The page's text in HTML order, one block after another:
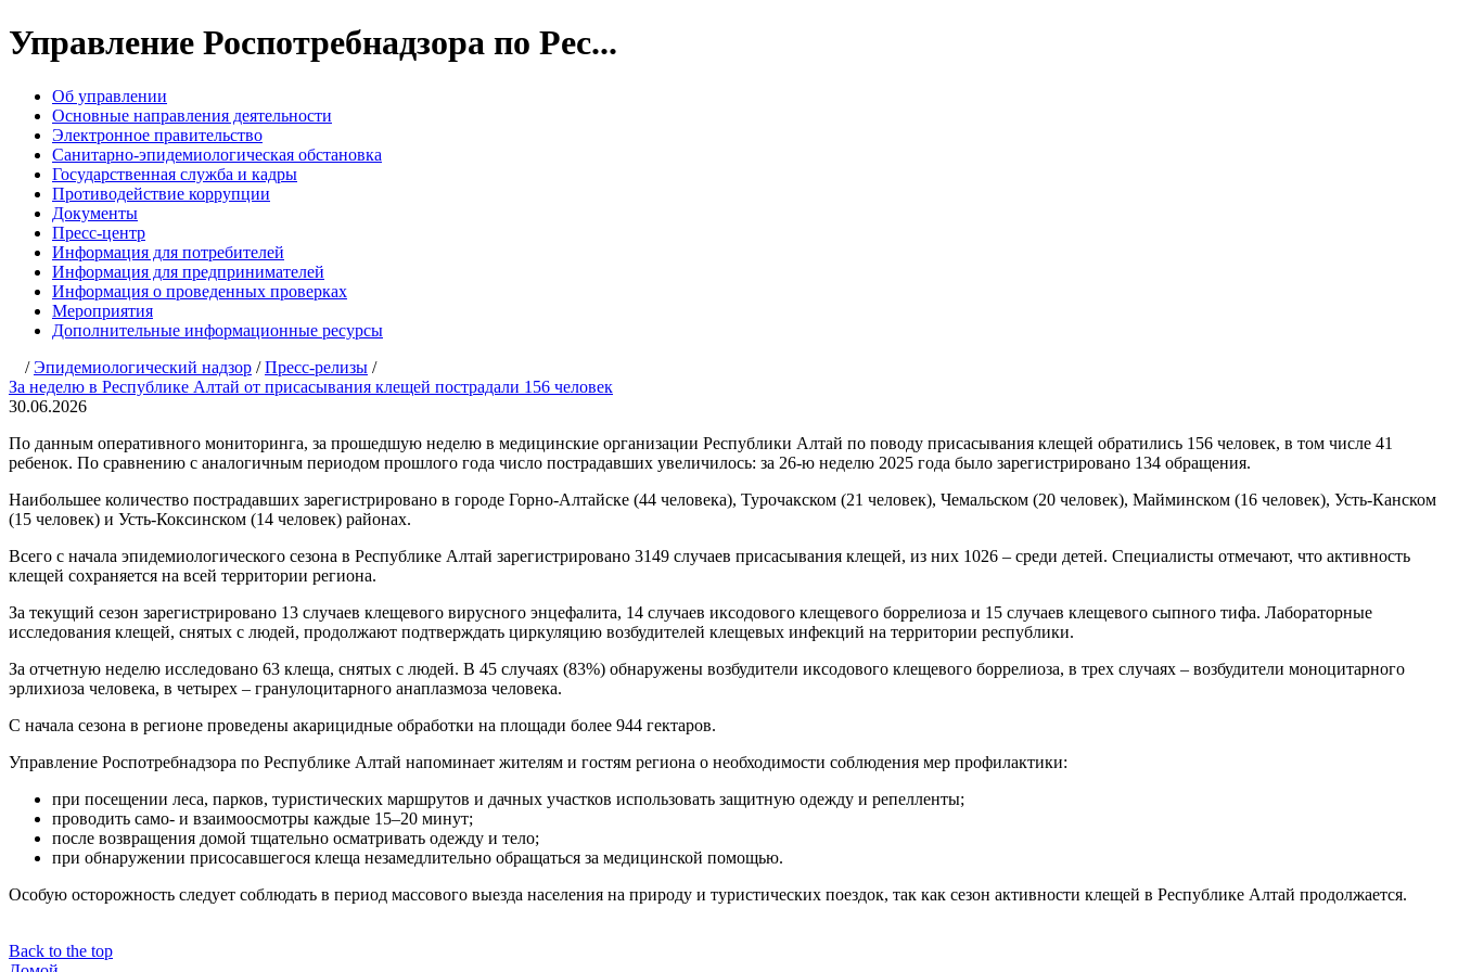
Управление Роспотребнадзора по Рес...
Об управлении
Основные направления деятельности
Электронное правительство
Санитарно-эпидемиологическая обстановка
Государственная служба и кадры
Противодействие коррупции
Документы
Пресс-центр
Информация для потребителей
Информация для предпринимателей
Информация о проведенных проверках
Мероприятия
Дополнительные информационные ресурсы
/Эпидемиологический надзор /Пресс-релизы /
За неделю в Республике Алтай от присасывания клещей пострадали 156 человек
30.06.2026
По данным оперативного мониторинга, за прошедшую неделю в медицинские организации Республики Алтай по поводу присасывания клещей обратились 156 человек, в том числе 41
ребенок. По сравнению с аналогичным периодом прошлого года число пострадавших увеличилось: за 26-ю неделю 2025 года было зарегистрировано 134 обращения.
Наибольшее количество пострадавших зарегистрировано в городе Горно-Алтайске (44 человека), Турочакском (21 человек), Чемальском (20 человек), Майминском (16 человек), Усть-Канском
(15 человек) и Усть-Коксинском (14 человек) районах.
Всего с начала эпидемиологического сезона в Республике Алтай зарегистрировано 3149 случаев присасывания клещей, из них 1026 – среди детей. Специалисты отмечают, что активность
клещей сохраняется на всей территории региона.
За текущий сезон зарегистрировано 13 случаев клещевого вирусного энцефалита, 14 случаев иксодового клещевого боррелиоза и 15 случаев клещевого сыпного тифа. Лабораторные
исследования клещей, снятых с людей, продолжают подтверждать циркуляцию возбудителей клещевых инфекций на территории республики.
За отчетную неделю исследовано 63 клеща, снятых с людей. В 45 случаях (83%) обнаружены возбудители иксодового клещевого боррелиоза, в трех случаях – возбудители моноцитарного
эрлихиоза человека, в четырех – гранулоцитарного анаплазмоза человека.
С начала сезона в регионе проведены акарицидные обработки на площади более 944 гектаров.
Управление Роспотребнадзора по Республике Алтай напоминает жителям и гостям региона о необходимости соблюдения мер профилактики:
при посещении леса, парков, туристических маршрутов и дачных участков использовать защитную одежду и репелленты;
проводить само- и взаимоосмотры каждые 15–20 минут;
после возвращения домой тщательно осматривать одежду и тело;
при обнаружении присосавшегося клеща незамедлительно обращаться за медицинской помощью.
Особую осторожность следует соблюдать в период массового выезда населения на природу и туристических поездок, так как сезон активности клещей в Республике Алтай продолжается.
Back to the top